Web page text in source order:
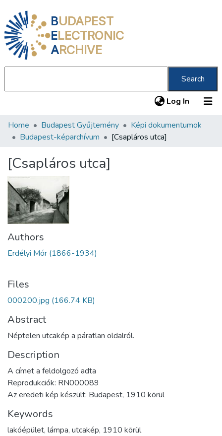
BUDAPEST
ELECTRONIC
ARCHIVE
Search
Log In (current)
Communities & Collections
Statistics
About us
Home Budapest Gyűjtemény
Képi dokumentumok
Budapest-képarchívum
[Csapláros utca]
[Csapláros utca]
Authors
Erdélyi Mór (1866-1934)
Files
000200.jpg (166.74 KB)
Abstract
Néptelen utcakép a páratlan oldalról.
Description
A címet a feldolgozó adta
Reprodukciók: RN000089
Az eredeti kép készült: Budapest, 1910 körül
Keywords
lakóépület, lámpa, utcakép, 1910 körül